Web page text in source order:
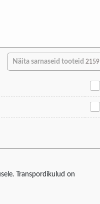
Näita sarnaseid tooteid2159
Transpordikulud on